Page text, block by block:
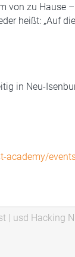
von zu Hause
heißt: „Auf
in Neu-
academy/
| usd Hacking